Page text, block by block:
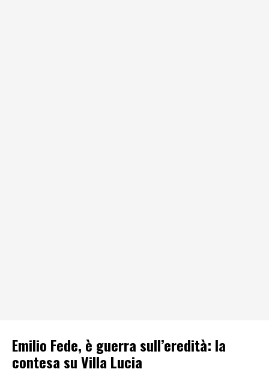
Emilio Fede, è guerra sull’eredità: la
contesa su Villa Lucia